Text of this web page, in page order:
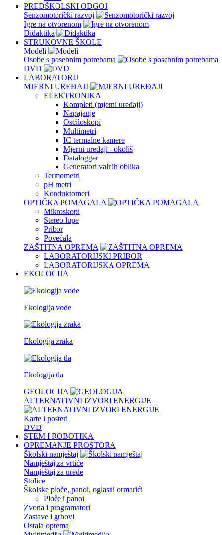
PREDŠKOLSKI ODGOJ
Senzomotorički razvoj
Igre na otvorenom
Didaktika
STRUKOVNE ŠKOLE
Modeli
Osobe s posebnim potrebama
DVD
LABORATORIJ
MJERNI UREĐAJI
ELEKTRONIKA
Kompleti (mjerni uređaji)
Napajanje
Osciloskopi
Multimetri
IC termalne kamere
Mjerni uređaji - okoliš
Datalogger
Generatori valnih oblika
Termometri
pH metri
Konduktomeri
OPTIČKA POMAGALA
Mikroskopi
Stereo lupe
Pribor
Povećala
ZAŠTITNA OPREMA
LABORATORIJSKI PRIBOR
LABORATORIJSKA OPREMA
EKOLOGIJA
Ekologija vode
Ekologija zraka
Ekologija tla
GEOLOGIJA
ALTERNATIVNI IZVORI ENERGIJE
Karte i posteri
DVD
STEM I ROBOTIKA
OPREMANJE PROSTORA
Školski namještaj
Namještaj za vrtiće
Namještaj za urede
Stolice
Školske ploče, panoi, oglasni ormarići
Ploče i panoi
Zvona i programatori
Zastave i grbovi
Ostala oprema